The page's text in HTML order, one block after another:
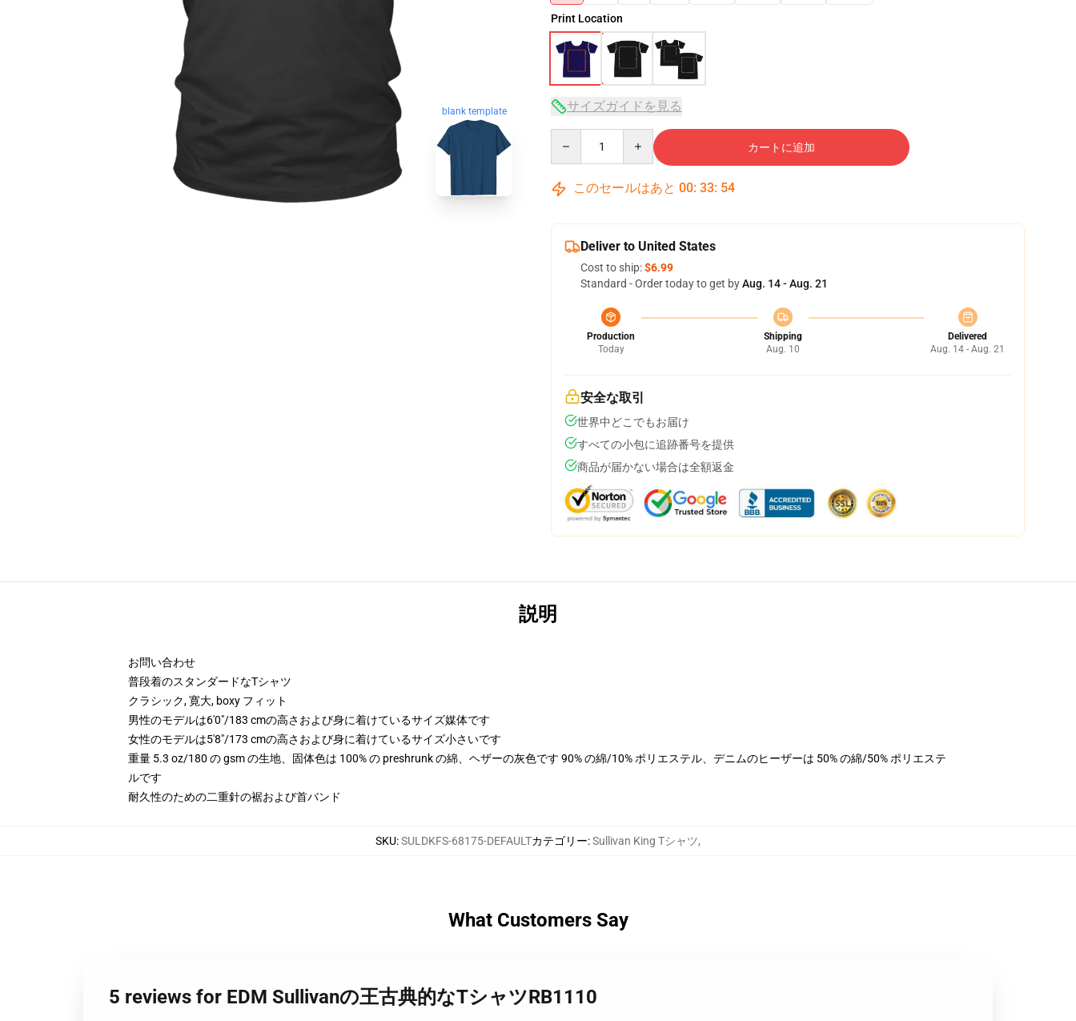
blank template
Print Location
サイズガイドを見る
カートに追加
このセールはあと 00: 33: 53
Deliver to United States
Cost to ship:$6.99
Standard - Order today to get byAug. 14 - Aug. 21
Production
Today
Shipping
Aug. 10
Delivered
Aug. 14 - Aug. 21
安全な取引
世界中どこでもお届け
すべての小包に追跡番号を提供
商品が届かない場合は全額返金
説明
お問い合わせ
普段着のスタンダードなTシャツ
クラシック, 寛大, boxy フィット
男性のモデルは6'0"/183 cmの高さおよび身に着けているサイズ媒体です
女性のモデルは5'8"/173 cmの高さおよび身に着けているサイズ小さいです
重量 5.3 oz/180 の gsm の生地、固体色は 100% の preshrunk の綿、ヘザーの灰色です 90% の綿/10% ポリエステル、デニムのヒーザーは 50% の綿/50% ポリエステ
ルです
耐久性のための二重針の裾および首バンド
SKU:SULDKFS-68175-DEFAULTカテゴリー:Sullivan King Tシャツ,
What Customers Say
5 reviews for EDM Sullivanの王古典的なTシャツRB1110